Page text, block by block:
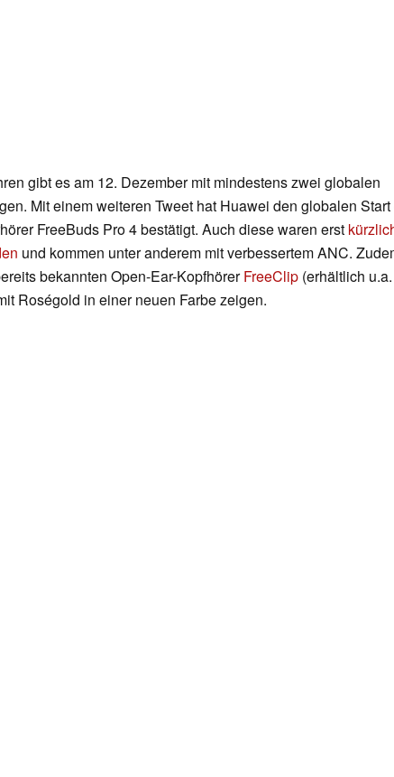
gibt es am 12. Dezember mit mindestens zwei globalen
Mit einem weiteren Tweet hat Huawei den globalen
FreeBuds Pro 4 bestätigt. Auch diese waren erst
und kommen unter anderem mit verbessertem ANC.
bekannten Open-Ear-KopfhörerFreeClip (erhältlich
Roségold in einer neuen Farbe zeigen.